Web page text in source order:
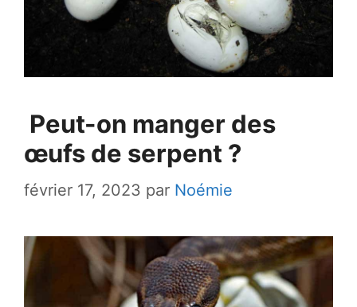
Peut-on manger des
œufs de serpent ?
février 17, 2023 par Noémie